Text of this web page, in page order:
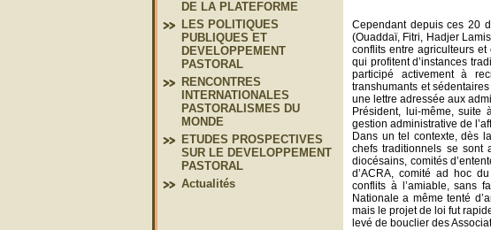
DE LA PLATEFORME
LES POLITIQUES
PUBLIQUES ET
DEVELOPPEMENT
PASTORAL
RENCONTRES
INTERNATIONALES
PASTORALISMES DU
MONDE
ETUDES PROSPECTIVES
SUR LE DEVELOPPEMENT
PASTORAL
Actualités
Cependant depuis ces 20
(Ouaddaï, Fitri, Hadjer
conflits entre agriculteurs
qui profitent d’instances
participé activement à
transhumants et
une lettre adressée aux
Président, lui-même, suite
gestion administrative de
Dans un tel contexte, dès
chefs traditionnels se sont
diocésains, comités
d’ACRA, comité ad hoc
conflits à l’amiable, sans
Nationale a même tenté
mais le projet de loi fut
levé de bouclier des